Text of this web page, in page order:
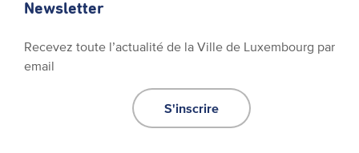
Newsletter
Recevez toute l’actualité de la Ville de Luxembourg par
email
S'inscrire